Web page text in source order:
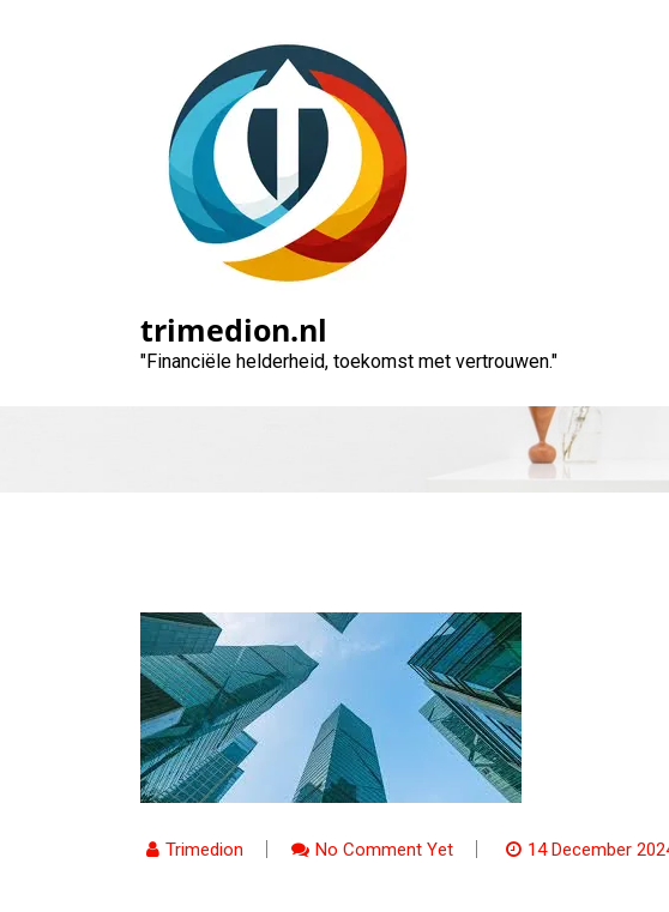
trimedion.nl
"Financiële helderheid, toekomst met vertrouwen."
Tips voor het
Trimedion No Comment Yet 14 December